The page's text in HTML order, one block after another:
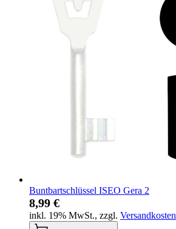
Buntbartschlüssel ISEO Gera 2
8,99 €
inkl. 19% MwSt., zzgl. Versandkosten